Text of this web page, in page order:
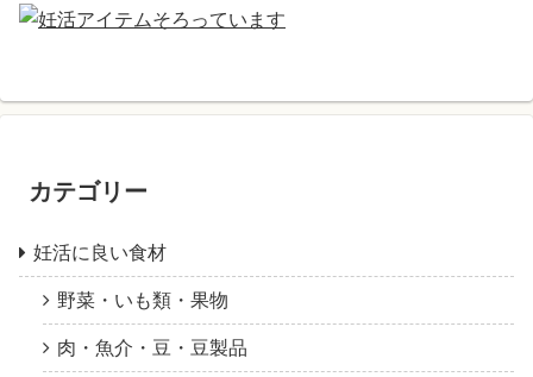
カテゴリー
妊活に良い食材
野菜・いも類・果物
肉・魚介・豆・豆製品